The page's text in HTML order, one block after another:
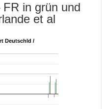
in grün und
et al
Deutschld /